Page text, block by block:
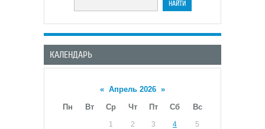
КАЛЕНДАРЬ
« Апрель 2026 »
Пн
Вт Ср Чт Пт Сб Вс
1 2 3 4 5